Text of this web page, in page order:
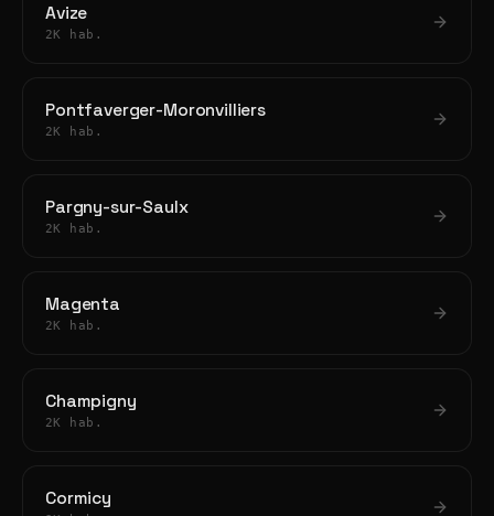
Avize
2K hab.
Pontfaverger-Moronvilliers
2K hab.
Pargny-sur-Saulx
2K hab.
Magenta
2K hab.
Champigny
2K hab.
Cormicy